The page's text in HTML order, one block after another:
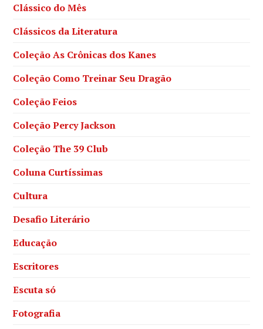
Clássico do Mês
Clássicos da Literatura
Coleção As Crônicas dos Kanes
Coleção Como Treinar Seu Dragão
Coleção Feios
Coleção Percy Jackson
Coleção The 39 Club
Coluna Curtíssimas
Cultura
Desafio Literário
Educação
Escritores
Escuta só
Fotografia